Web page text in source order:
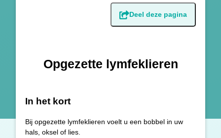
Deel deze pagina
Opgezette lymfeklieren
In het kort
Bij opgezette lymfeklieren voelt u een bobbel in uw
hals, oksel of lies.